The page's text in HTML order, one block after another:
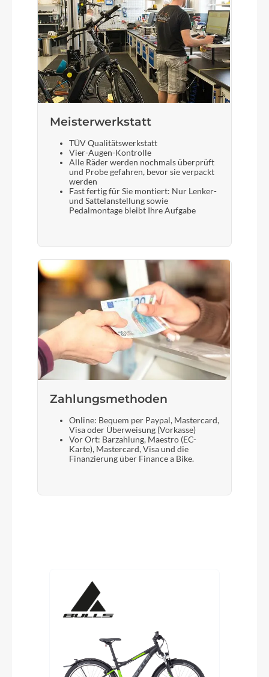
Meisterwerkstatt
TÜV Qualitätswerkstatt
Vier-Augen-Kontrolle
Alle Räder werden nochmals überprüft
und Probe gefahren, bevor sie verpackt
werden
Fast fertig für Sie montiert: Nur Lenker-
und Sattelanstellung sowie
Pedalmontage bleibt Ihre Aufgabe
Zahlungsmethoden
Online: Bequem per Paypal, Mastercard,
Visa oder Überweisung (Vorkasse)
Vor Ort: Barzahlung, Maestro (EC-
Karte), Mastercard, Visa und die
Finanzierung über Finance a Bike.